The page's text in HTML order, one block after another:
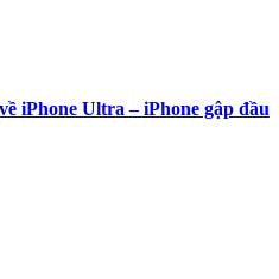
iPhone Ultra – iPhone gập đầu